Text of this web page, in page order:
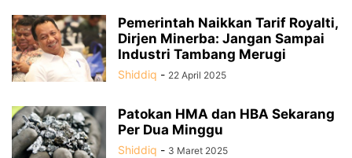
Pemerintah Naikkan Tarif Royalti,
Dirjen Minerba: Jangan Sampai
Industri Tambang Merugi
Shiddiq - 22 April 2025
Patokan HMA dan HBA Sekarang
Per Dua Minggu
Shiddiq - 3 Maret 2025